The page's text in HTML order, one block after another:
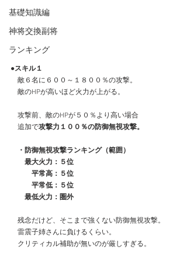
基礎知識編
神将交換副将
ランキング
●スキル１
敵６名に６００～１８００％の攻撃。
敵のHPが高いほど火力が上がる。
攻撃前、敵のHPが５０％より高い場合
追加で攻撃力１００％の防御無視攻撃。
・防御無視攻撃ランキング（範囲）
最大火力：５位
平常高：５位
平常低：５位
最低火力：圏外
残念だけど、そこまで強くない防御無視攻撃。
雷震子姉さんに負けるくらい。
クリティカル補助が無いのが厳しすぎる。